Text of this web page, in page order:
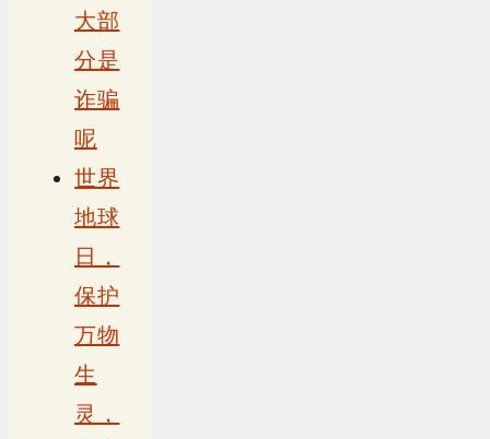
大部
分是
诈骗
呢
世界
地球
日，
保护
万物
生
灵，